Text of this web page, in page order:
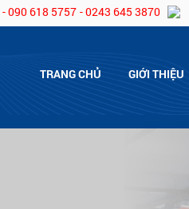
- 090 618 5757 - 0243 645 3870
TRANG CHỦ GIỚI THIỆU